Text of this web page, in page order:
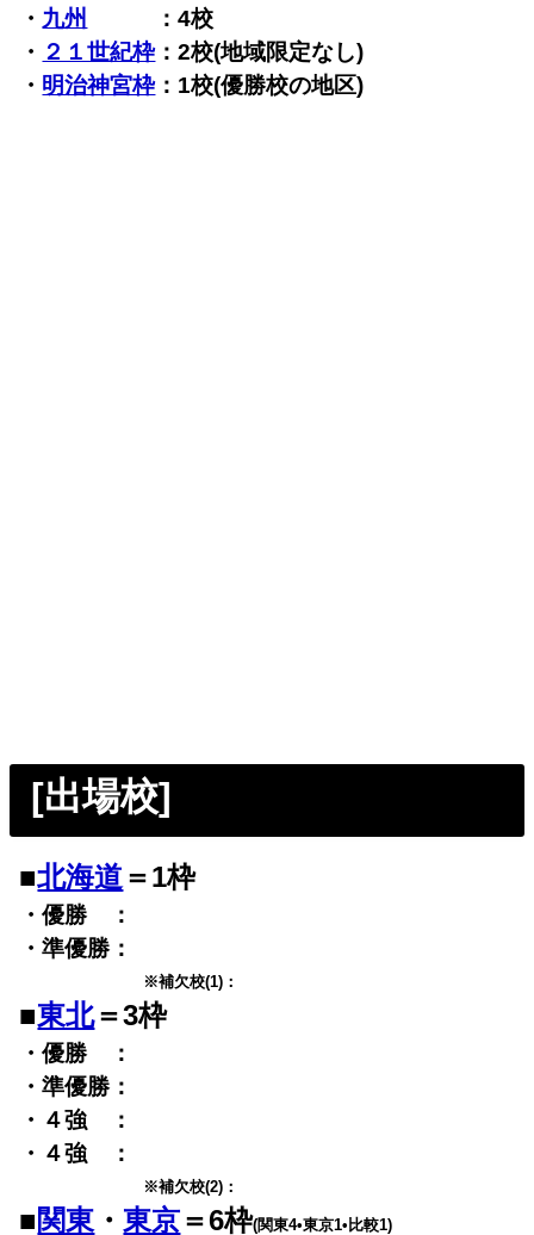
・ 九州
：4校
・ ２１世紀枠：2校(地域限定なし)
・ 明治神宮枠：1校(優勝校の地区)
[出場校]
■北海道 ＝1枠
・優勝 ：
・準優勝：
※補欠校(1)：
■東北＝3枠
・優勝 ：
・準優勝：
・４強 ：
・４強 ：
※補欠校(2)：
■関東 ・ 東京＝6枠(関東4•東京1•比較1)